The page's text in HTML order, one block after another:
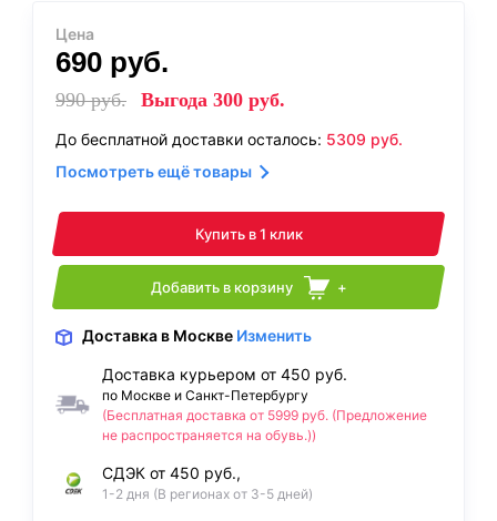
Цена
690 руб.
990руб. Выгода 300 руб.
До бесплатной доставки осталось: 5309 руб.
Посмотреть ещё товары
Купить в 1 клик
Добавить в корзину +
Доставка в Москве Изменить
Доставка курьером от 450 руб.
по Москве и Санкт-Петербургу
(Бесплатная доставка от 5999 руб. (Предложение
не распространяется на обувь.))
СДЭК от 450 руб.,
1-2 дня (В регионах от 3-5 дней)